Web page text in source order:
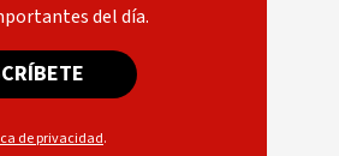
del día.
de privacidad.